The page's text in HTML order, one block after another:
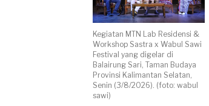
Kegiatan MTN Lab Residensi &
Workshop Sastra x Wabul Sawi
Festival yang digelar di
Balairung Sari, Taman Budaya
Provinsi Kalimantan Selatan,
Senin (3/8/2026). (foto: wabul
sawi)